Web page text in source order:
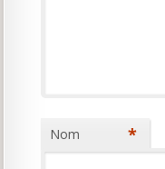
Nom *